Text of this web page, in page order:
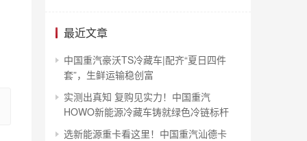
最近文章
中国重汽豪沃TS冷藏车|配齐“夏日四件
套”，生鲜运输稳创富
实测出真知 复购见实力！中国重汽
HOWO新能源冷藏车铸就绿色冷链标杆
选新能源重卡看这里！中国重汽汕德卡